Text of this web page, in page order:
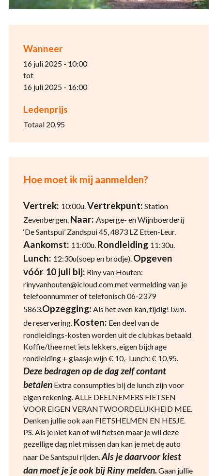
Wanneer
16 juli 2025 - 10:00
tot
16 juli 2025 - 16:00
Ledenprijs
Totaal 20,95
Hoe moet ik mij aanmelden?
Vertrek: 10:00u.Vertrekpunt: Station
Zevenbergen. Naar: Asperge- en Wijnboerderij
‘De Santspui’ Zandspui 45, 4873 LZ Etten-Leur.
Aankomst: 11:00u. Rondleiding 11:30u.
Lunch: 12:30u(soep en brodje). Opgeven
vóór 10 juli bij: Riny van Houten:
rinyvanhouten@icloud.com met vermelding van je
telefoonnummer of telefonisch 06-2379
5863.Opzegging: Als het even kan, tijdig! i.v.m.
de reservering. Kosten: Een deel van de
rondleidings-kosten worden uit de clubkas betaald
Koffie/thee met iets lekkers, eigen bijdrage
rondleiding + glaasje wijn € 10,- Lunch: € 10,95.
Deze bedragen op de dag zelf contant
betalenExtra consumpties bij de lunch zijn voor
eigen rekening. ALLE DEELNEMERS FIETSEN
VOOR EIGEN VERANTWOORDELIJKHEID MEE.
Denken jullie ook aan FIETSHELMEN EN HESJE.
PS. Als je niet kan of wil fietsen maar je wil deze
gezellige dag niet missen dan kan je met de auto
naar De Santspui rijden.Als je daarvoor kiest
dan moet je je ook bij Riny melden.Gaan jullie